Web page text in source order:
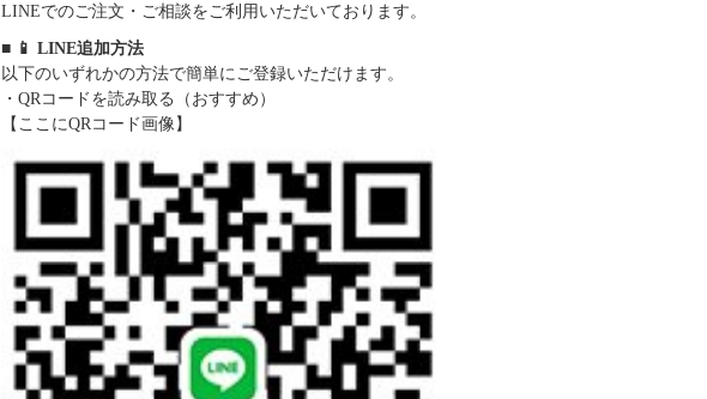
LINEでのご注文・ご相談をご利用いただいております。
■ 📱 LINE追加方法
以下のいずれかの方法で簡単にご登録いただけます。
・QRコードを読み取る（おすすめ）
【ここにQRコード画像】